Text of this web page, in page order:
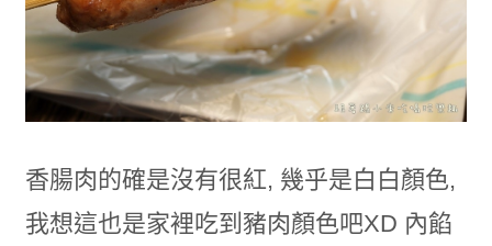
香腸肉的確是沒有很紅, 幾乎是白白顏色,
我想這也是家裡吃到豬肉顏色吧XD 內餡